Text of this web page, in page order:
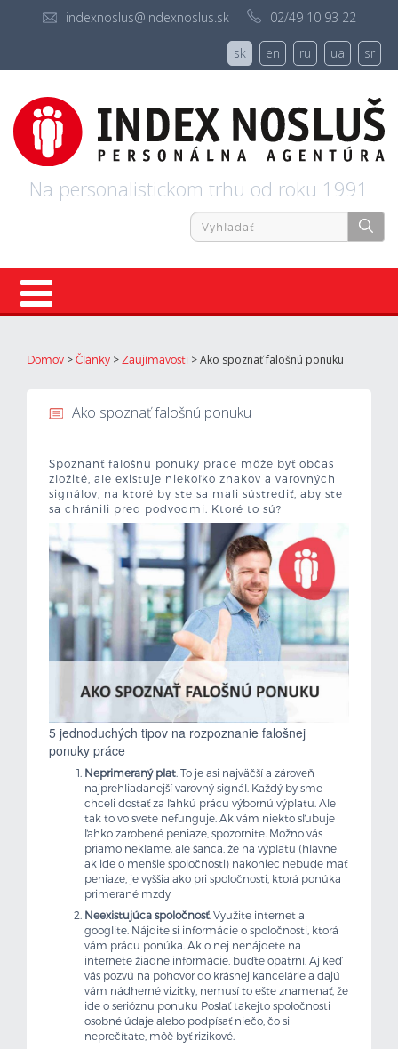
indexnoslus@indexnoslus.sk 02/49 10 93 22
sk en ru ua sr
Na personalistickom trhu od roku 1991
Vytvor si životopis
Uchádzači
Zamestnávatelia
O nás
Kontakt
Domov > Články > Zaujímavosti >Ako spoznať falošnú ponuku
Ako spoznať falošnú ponuku
Spoznanť falošnú ponuky práce môže byť občas
zložité, ale existuje niekoľko znakov a varovných
signálov, na ktoré by ste sa mali sústrediť, aby ste
sa chránili pred podvodmi. Ktoré to sú?
5 jednoduchých tipov na rozpoznanie falošnej
ponuky práce
Neprimeraný plat . To je asi najväčší a zároveň
najprehliadanejší varovný signál. Každý by sme
chceli dostať za ľahkú prácu výbornú výplatu. Ale
tak to vo svete nefunguje. Ak vám niekto sľubuje
ľahko zarobené peniaze, spozornite. Možno vás
priamo neklame, ale šanca, že na výplatu (hlavne
ak ide o menšie spoločnosti) nakoniec nebude mať
peniaze, je vyššia ako pri spoločnosti, ktorá ponúka
primerané mzdy
Neexistujúca spoločnosť. Využite internet a
googlite. Nájdite si informácie o spoločnosti, ktorá
vám prácu ponúka. Ak o nej nenájdete na
internete žiadne informácie, buďte opatrní. Aj keď
vás pozvú na pohovor do krásnej kancelárie a dajú
vám nádherné vizitky, nemusí to ešte znamenať, že
ide o serióznu ponuku Poslať takejto spoločnosti
osobné údaje alebo podpísať niečo, čo si
neprečítate, môě byť rizikové.